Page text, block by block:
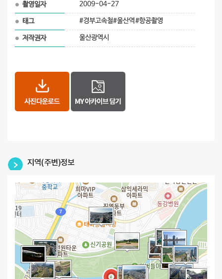
촬영일자 2009-04-27
태그 #경부고속철#울산역#항공촬영
저작권자 울산광역시
지역(주변)정보